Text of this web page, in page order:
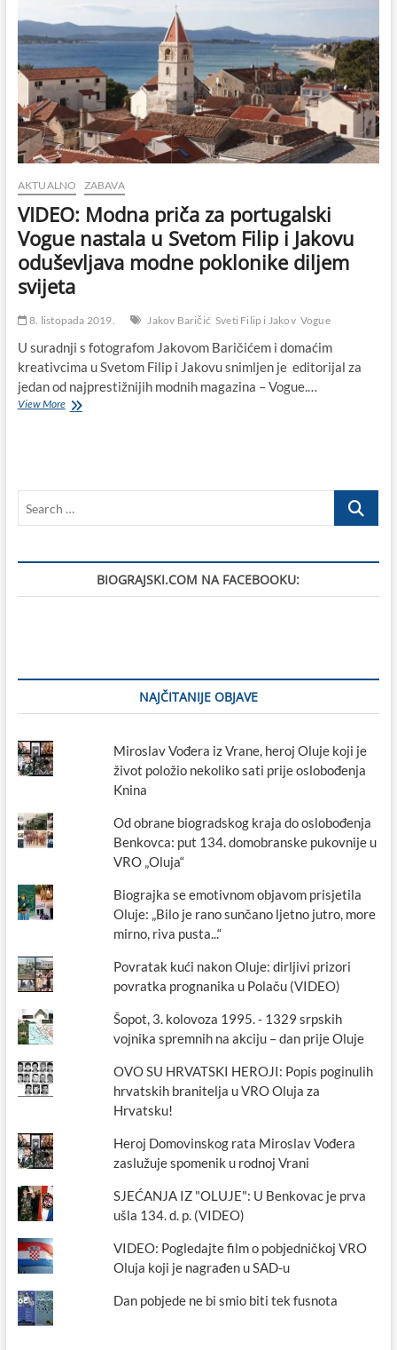
AKTUALNO ZABAVA
VIDEO: Modna priča za portugalski
Vogue nastala u Svetom Filip i Jakovu
oduševljava modne poklonike diljem
svijeta
8. listopada 2019. Jakov Baričić Sveti Filip i Jakov Vogue
U suradnji s fotografom Jakovom Baričićem i domaćim
kreativcima u Svetom Filip i Jakovu snimljen je editorijal za
jedan od najprestižnijih modnih magazina – Vogue.…
View MoreVIDEO:
u
i
oduševljava
Search
BIOGRAJSKI.COM NA FACEBOOKU:
NAJČITANIJE OBJAVE
Miroslav Vođera iz Vrane, heroj Oluje koji je
život položio nekoliko sati prije oslobođenja
Knina
Od obrane biogradskog kraja do oslobođenja
Benkovca: put 134. domobranske pukovnije u
VRO „Oluja“
Biograjka se emotivnom objavom prisjetila
Oluje: „Bilo je rano sunčano ljetno jutro, more
mirno, riva pusta...“
Povratak kući nakon Oluje: dirljivi prizori
povratka prognanika u Polaču (VIDEO)
Šopot, 3. kolovoza 1995. - 1329 srpskih
vojnika spremnih na akciju – dan prije Oluje
OVO SU HRVATSKI HEROJI: Popis poginulih
hrvatskih branitelja u VRO Oluja za
Hrvatsku!
Heroj Domovinskog rata Miroslav Vođera
zaslužuje spomenik u rodnoj Vrani
SJEĆANJA IZ "OLUJE": U Benkovac je prva
ušla 134. d. p. (VIDEO)
VIDEO: Pogledajte film o pobjedničkoj VRO
Oluja koji je nagrađen u SAD-u
Dan pobjede ne bi smio biti tek fusnota